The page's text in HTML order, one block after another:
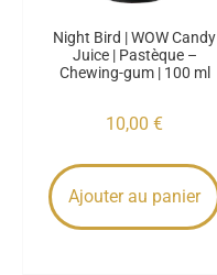
Night Bird | WOW Candy
Juice | Pastèque –
Chewing-gum | 100 ml
10,00 €
Ajouter au panier